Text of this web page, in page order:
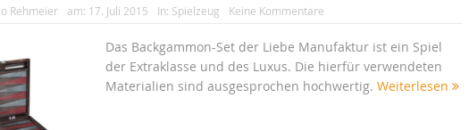
Rehmeier am: 17. Juli 2015 In: Spielzeug Keine Kommentare
Das Backgammon-Set der Liebe Manufaktur ist ein Spiel
der Extraklasse und des Luxus. Die hierfür verwendeten
Materialien sind ausgesprochen hochwertig. Weiterlesen